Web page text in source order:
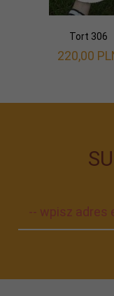
Tort 306
220,00
-- wpisz adres